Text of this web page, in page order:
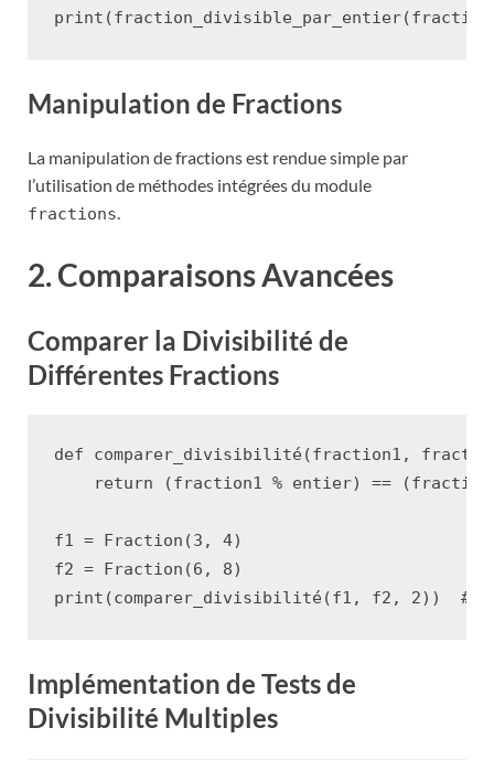
print (fraction_divisible_par_entier(fraction
Manipulation de Fractions
La manipulation de fractions est rendue simple par
l’utilisation de méthodes intégrées du module
fractions.
2. Comparaisons Avancées
Comparer la Divisibilité de
Différentes Fractions
def comparer_divisibilité (fraction1 ,
return
(fraction1 % entier) == (
f1 = Fraction (3 , 4)
f2 = Fraction (6 , 8)
print (comparer_divisibilité (f1 , f2 , 2)) #
Implémentation de Tests de
Divisibilité Multiples